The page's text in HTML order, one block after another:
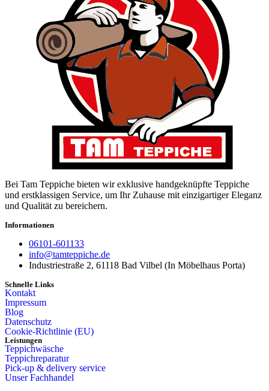
Bei Tam Teppiche bieten wir exklusive handgeknüpfte Teppiche
und erstklassigen Service, um Ihr Zuhause mit einzigartiger Eleganz
und Qualität zu bereichern.
Informationen
06101-601133
info@tamteppiche.de
Industriestraße 2, 61118 Bad Vilbel (In Möbelhaus Porta)
Schnelle Links
Kontakt
Impressum
Blog
Datenschutz
Cookie-Richtlinie (EU)
Leistungen
Teppichwäsche
Teppichreparatur
Pick-up & delivery service
Unser Fachhandel